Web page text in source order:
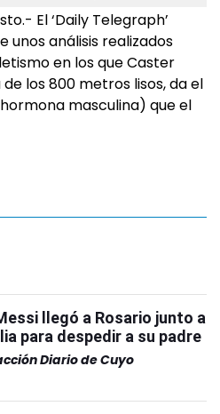
El ‘Daily Telegraph’
unos análisis realizados
en los que Caster
los 800 metros lisos, da el
masculina) que el
llegó a Rosario junto a
para despedir a su padre
Diario de Cuyo